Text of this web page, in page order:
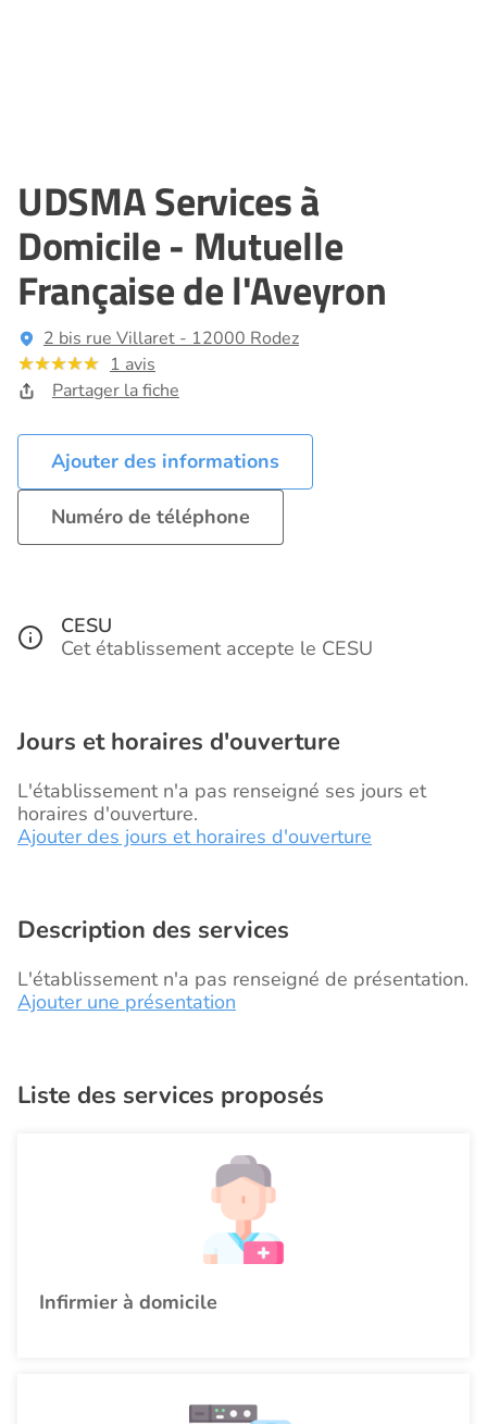
UDSMA Services à
Domicile - Mutuelle
Française de l'Aveyron
2 bis rue Villaret - 12000 Rodez
1 avis
Partager la fiche
Ajouter des informations
Numéro de téléphone
CESU
Cet établissement accepte le CESU
Jours et horaires d'ouverture
L'établissement n'a pas renseigné ses jours et
horaires d'ouverture.
Ajouter des jours et horaires d'ouverture
Description des services
L'établissement n'a pas renseigné de présentation.
Ajouter une présentation
Liste des services proposés
Infirmier à domicile